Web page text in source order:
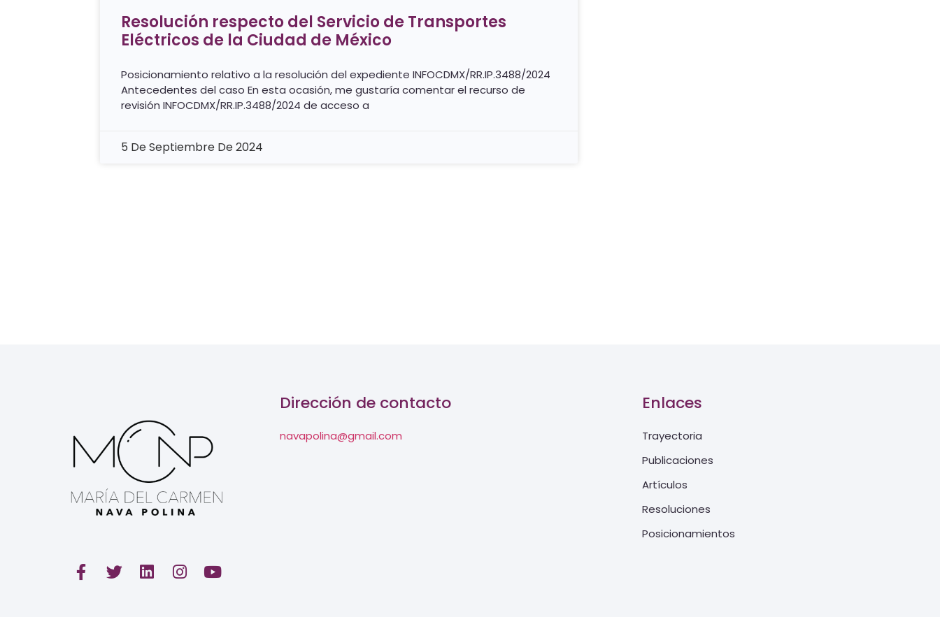
Resolución respecto del Servicio de Transportes
Eléctricos de la Ciudad de México
Posicionamiento relativo a la resolución del expediente INFOCDMX/RR.IP.3488/2024
Antecedentes del caso En esta ocasión, me gustaría comentar el recurso de
revisión INFOCDMX/RR.IP.3488/2024 de acceso a
5 De Septiembre De 2024
Dirección de contacto
navapolina@gmail.com
Enlaces
Trayectoria
Publicaciones
Artículos
Resoluciones
Posicionamientos